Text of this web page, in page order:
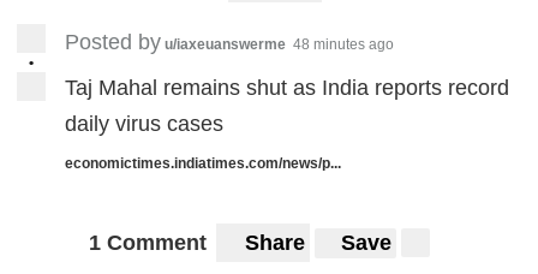
•
Posted by u/iaxeuanswerme 48 minutes ago
Taj Mahal remains shut as India reports record
daily virus cases
economictimes.indiatimes.com/news/p...
1 Comment Share Save